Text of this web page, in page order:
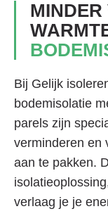
MINDER
Bij Gelijk
bodemisolatie
parels zijn
verminderen en
aan te pakken.
verlaag je je